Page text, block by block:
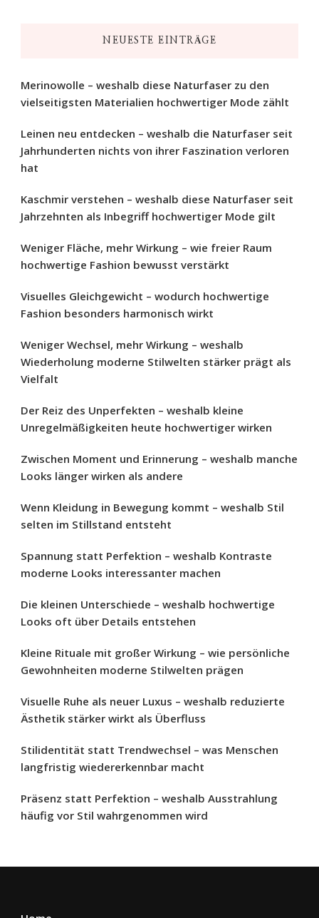
NEUESTE EINTRÄGE
Merinowolle – weshalb diese Naturfaser zu den
vielseitigsten Materialien hochwertiger Mode zählt
Leinen neu entdecken – weshalb die Naturfaser seit
Jahrhunderten nichts von ihrer Faszination verloren
hat
Kaschmir verstehen – weshalb diese Naturfaser seit
Jahrzehnten als Inbegriff hochwertiger Mode gilt
Weniger Fläche, mehr Wirkung – wie freier Raum
hochwertige Fashion bewusst verstärkt
Visuelles Gleichgewicht – wodurch hochwertige
Fashion besonders harmonisch wirkt
Weniger Wechsel, mehr Wirkung – weshalb
Wiederholung moderne Stilwelten stärker prägt als
Vielfalt
Der Reiz des Unperfekten – weshalb kleine
Unregelmäßigkeiten heute hochwertiger wirken
Zwischen Moment und Erinnerung – weshalb manche
Looks länger wirken als andere
Wenn Kleidung in Bewegung kommt – weshalb Stil
selten im Stillstand entsteht
Spannung statt Perfektion – weshalb Kontraste
moderne Looks interessanter machen
Die kleinen Unterschiede – weshalb hochwertige
Looks oft über Details entstehen
Kleine Rituale mit großer Wirkung – wie persönliche
Gewohnheiten moderne Stilwelten prägen
Visuelle Ruhe als neuer Luxus – weshalb reduzierte
Ästhetik stärker wirkt als Überfluss
Stilidentität statt Trendwechsel – was Menschen
langfristig wiedererkennbar macht
Präsenz statt Perfektion – weshalb Ausstrahlung
häufig vor Stil wahrgenommen wird